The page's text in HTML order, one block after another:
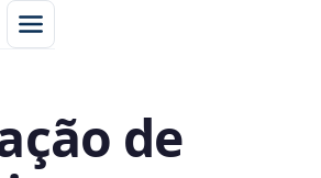
de